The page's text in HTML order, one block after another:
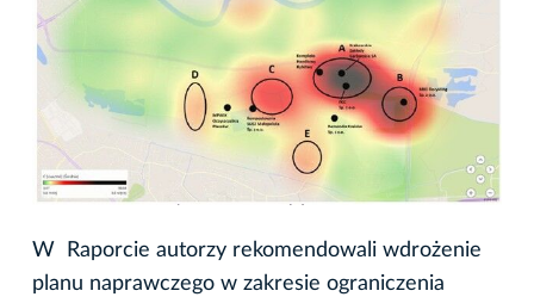
W Raporcie autorzy rekomendowali wdrożenie
planu naprawczego w zakresie ograniczenia